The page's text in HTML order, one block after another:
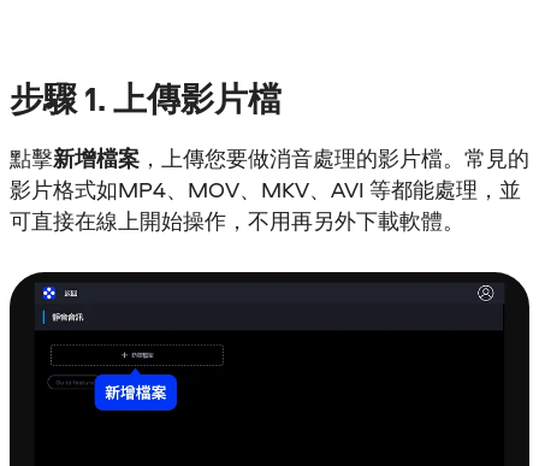
步驟1.上傳影片檔
點擊新增檔案 ，上傳您要做消音處理的影片檔。常見的
影片格式如MP4、MOV、MKV、AVI 等都能處理，並
可直接在線上開始操作，不用再另外下載軟體。